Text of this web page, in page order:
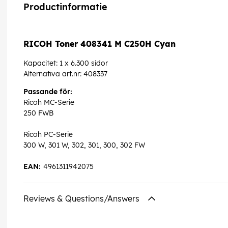
Productinformatie
RICOH Toner 408341 M C250H Cyan
Kapacitet: 1 x 6.300 sidor
Alternativa art.nr: 408337
Passande för:
Ricoh MC-Serie
250 FWB
Ricoh PC-Serie
300 W, 301 W, 302, 301, 300, 302 FW
4961311942075
EAN:
Reviews & Questions/Answers